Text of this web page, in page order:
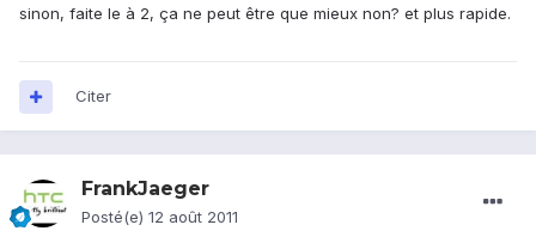
sinon, faite le à 2, ça ne peut être que mieux non? et plus rapide.
Citer
FrankJaeger
Posté(e) 12 août 2011